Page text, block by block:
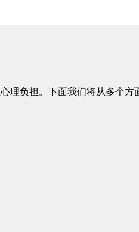
理负担。下面我们将从多个方